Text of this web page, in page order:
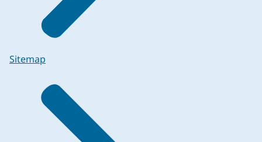
Sitemap